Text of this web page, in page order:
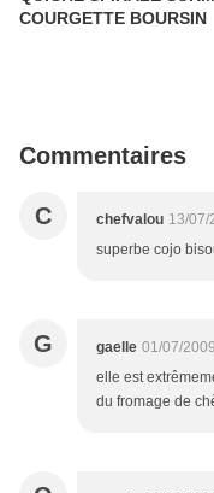
COURGETTE BOURSIN
Commentaires
C chefvalou 13/07/
superbe cojo
G gaelle 01/07/
elle est
du fromage de